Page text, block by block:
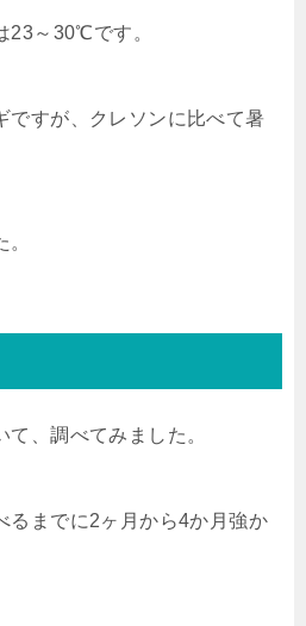
23～30℃です。
ですが、クレソンに比べて暑
、調べてみました。
るまでに2ヶ月から4か月強か